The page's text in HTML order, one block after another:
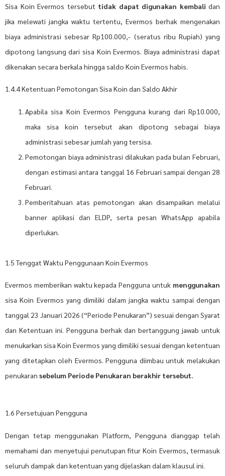
Sisa Koin Evermos tersebut tidak dapat digunakan kembali dan
jika melewati jangka waktu tertentu, Evermos berhak mengenakan
biaya administrasi sebesar Rp100.000,- (seratus ribu Rupiah) yang
dipotong langsung dari sisa Koin Evermos. Biaya administrasi dapat
dikenakan secara berkala hingga saldo Koin Evermos habis.
1.4.4 Ketentuan Pemotongan Sisa Koin dan Saldo Akhir
Apabila sisa Koin Evermos Pengguna kurang dari Rp10.000,
maka sisa koin tersebut akan dipotong sebagai biaya
administrasi sebesar jumlah yang tersisa.
Pemotongan biaya administrasi dilakukan pada bulan Februari,
dengan estimasi antara tanggal 16 Februari sampai dengan 28
Februari.
Pemberitahuan atas pemotongan akan disampaikan melalui
banner aplikasi dan ELDP, serta pesan WhatsApp apabila
diperlukan.
1.5 Tenggat Waktu Penggunaan Koin Evermos
Evermos memberikan waktu kepada Pengguna untuk menggunakan
sisa Koin Evermos yang dimiliki dalam jangka waktu sampai dengan
tanggal 23 Januari 2026 (“Periode Penukaran”) sesuai dengan Syarat
dan Ketentuan ini. Pengguna berhak dan bertanggung jawab untuk
menukarkan sisa Koin Evermos yang dimiliki sesuai dengan ketentuan
yang ditetapkan oleh Evermos. Pengguna diimbau untuk melakukan
penukaran sebelum Periode Penukaran berakhir tersebut.
1.6 Persetujuan Pengguna
Dengan tetap menggunakan Platform, Pengguna dianggap telah
memahami dan menyetujui penutupan fitur Koin Evermos, termasuk
seluruh dampak dan ketentuan yang dijelaskan dalam klausul ini.